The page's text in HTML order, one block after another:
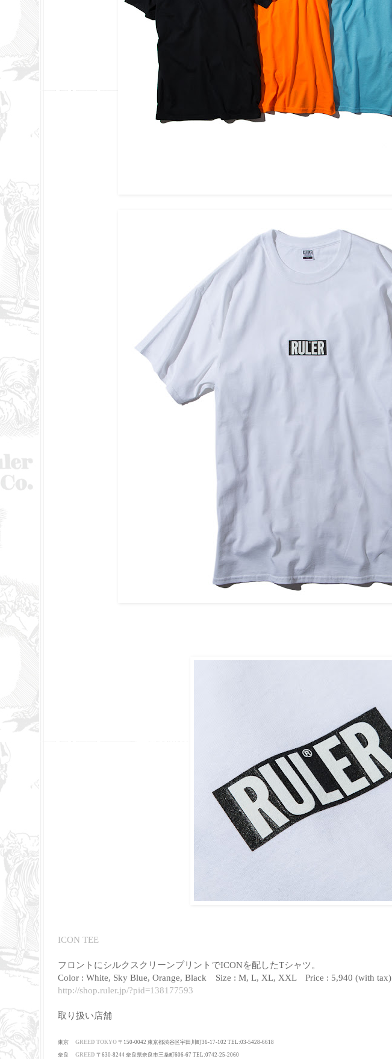
ICON TEE
フロントにシルクスクリーンプリントでICONを配したTシャツ。
Color : White, Sky Blue, Orange, Black Size : M, L, XL, XXL Price : 5,940 (with tax)
http://shop.ruler.jp/?pid=138177593
取り扱い店舗
東京 GREED TOKYO 〒150-0042 東京都渋谷区宇田川町36-17-102 TEL:03-5428-6618
奈良 GREED 〒630-8244 奈良県奈良市三条町606-67 TEL:0742-25-2060